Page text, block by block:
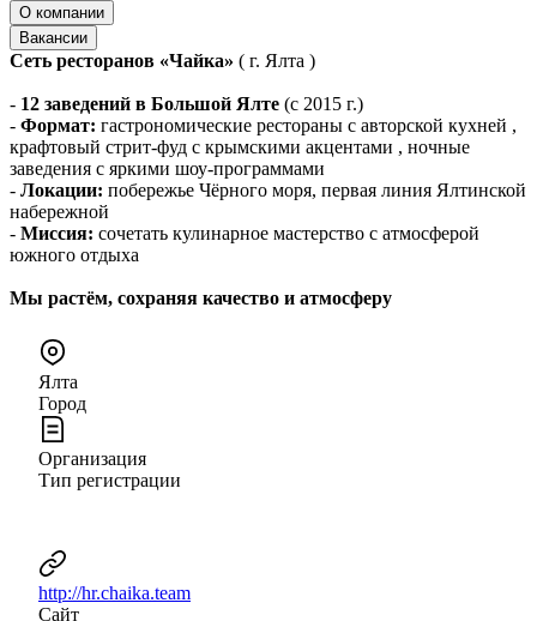
О компании
Вакансии
Сеть ресторанов «Чайка» ( г. Ялта )
- 12 заведений в Большой Ялте (с 2015 г.)
- Формат: гастрономические рестораны с авторской кухней ,
крафтовый стрит‑фуд с крымскими акцентами , ночные
заведения с яркими шоу‑программами
- Локации: побережье Чёрного моря, первая линия Ялтинской
набережной
- Миссия: сочетать кулинарное мастерство с атмосферой
южного отдыха
Мы растём, сохраняя качество и атмосферу
Ялта
Город
Организация
Тип регистрации
http://hr.chaika.team
Сайт